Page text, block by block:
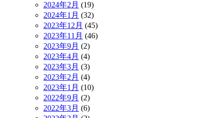
2024年2月 (19)
2024年1月 (32)
2023年12月 (45)
2023年11月 (46)
2023年9月 (2)
2023年4月 (4)
2023年3月 (3)
2023年2月 (4)
2023年1月 (10)
2022年9月 (2)
2022年3月 (6)